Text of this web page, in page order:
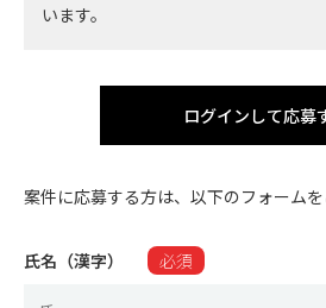
います。
ログインして応募
案件に応募する方は、以下のフォームを
氏名（漢字） 必須